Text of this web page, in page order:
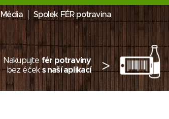
Média Spolek FÉR potravina
Nakupujte fér potraviny
bez éčeks naší aplikací >